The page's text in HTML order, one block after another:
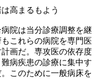
高まるもよう
院は当分診療調整を継
これらの病院を専門医
画だ。専攻医の依存度
病疾患の診療に集中す
このために一般病床を